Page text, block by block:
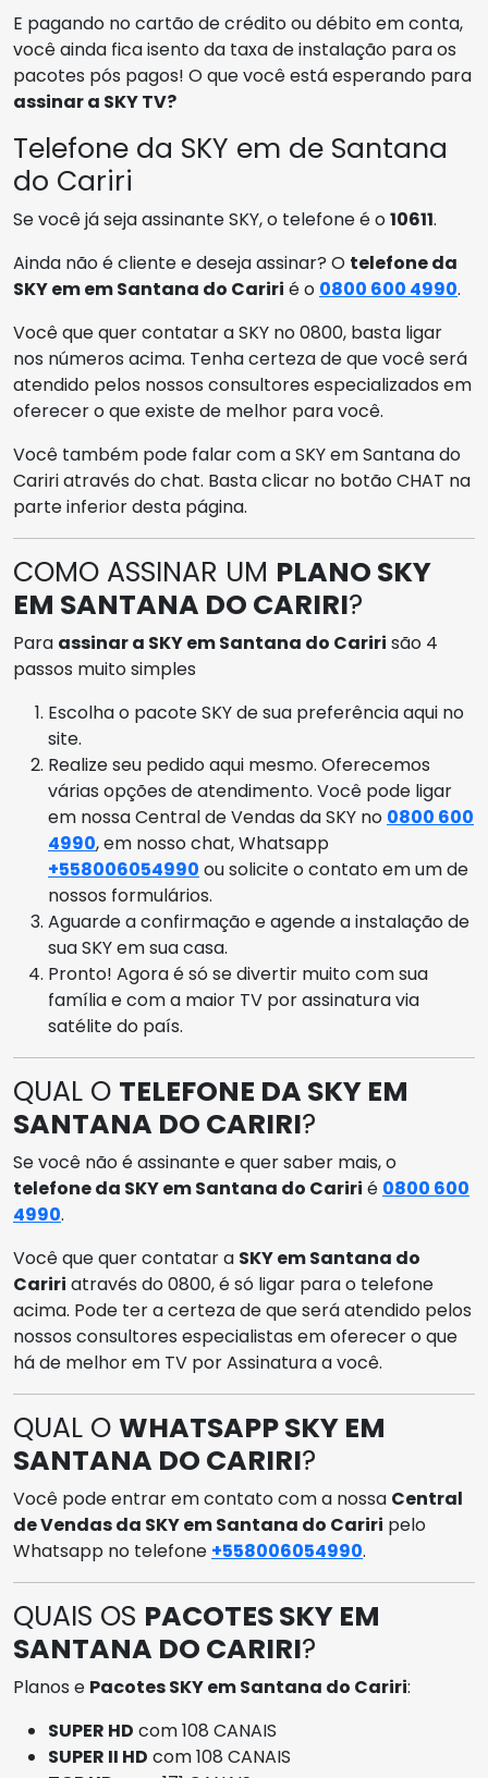
E pagando no cartão de crédito ou débito em conta,
você ainda fica isento da taxa de instalação para os
pacotes pós pagos! O que você está esperando para
assinar a SKY TV?
Telefone da SKY em de Santana
do Cariri
Se você já seja assinante SKY, o telefone é o10611.
Ainda não é cliente e deseja assinar? O telefone da
SKY em em Santana do Cariri é o 0800 600 4990.
Você que quer contatar a SKY no 0800, basta ligar
nos números acima. Tenha certeza de que você será
atendido pelos nossos consultores especializados em
oferecer o que existe de melhor para você.
Você também pode falar com a SKY em Santana do
Cariri através do chat. Basta clicar no botão CHAT na
parte inferior desta página.
COMO ASSINAR UM PLANO SKY
EM SANTANA DO CARIRI?
Para assinar a SKY em Santana do Cariri são 4
passos muito simples
Escolha o pacote SKY de sua preferência aqui no
site.
Realize seu pedido aqui mesmo. Oferecemos
várias opções de atendimento. Você pode ligar
em nossa Central de Vendas da SKY no 0800 600
4990, em nosso chat, Whatsapp
+558006054990 ou solicite o contato em um de
nossos formulários.
Aguarde a confirmação e agende a instalação de
sua SKY em sua casa.
Pronto! Agora é só se divertir muito com sua
família e com a maior TV por assinatura via
satélite do país.
QUAL O TELEFONE DA SKY EM
SANTANA DO CARIRI?
Se você não é assinante e quer saber mais, o
telefone da SKY em Santana do Cariri é 0800 600
4990.
Você que quer contatar a SKY em Santana do
Cariri através do 0800, é só ligar para o telefone
acima. Pode ter a certeza de que será atendido pelos
nossos consultores especialistas em oferecer o que
há de melhor em TV por Assinatura a você.
QUAL O WHATSAPP SKY EM
SANTANA DO CARIRI?
Você pode entrar em contato com a nossa Central
de Vendas da SKY em Santana do Cariri pelo
Whatsapp no telefone +558006054990.
QUAIS OS PACOTES SKY EM
SANTANA DO CARIRI?
Planos e Pacotes SKY em Santana do Cariri:
SUPER HD com 108 CANAIS
SUPER II HD com 108 CANAIS